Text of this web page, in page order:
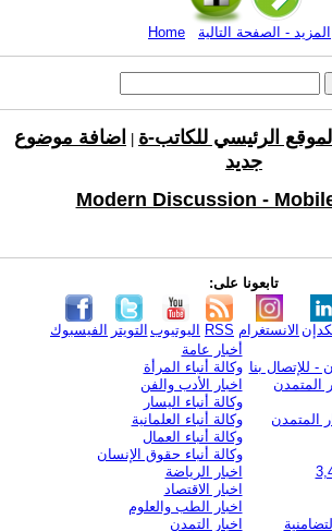
Home المزيد - الصفحة التالية
الموقع الرئيسي للكاتب-ة
اضافة موضوع
جديد
Modern Discussion -
تابعونا على:
الفيسبوك التويتر اليوتيوب RSS الانستغرام
- للإتصال بنا
المتمدن
المتمدن
أخبار عامة
وكالة أنباء المرأة
اخبار الأدب والفن
وكالة أنباء اليسار
وكالة أنباء العلمانية
وكالة أنباء العمال
وكالة أنباء حقوق الإنسان
اخبار الرياضة
اخبار الاقتصاد
اخبار الطب والعلوم
اخبار التمدن